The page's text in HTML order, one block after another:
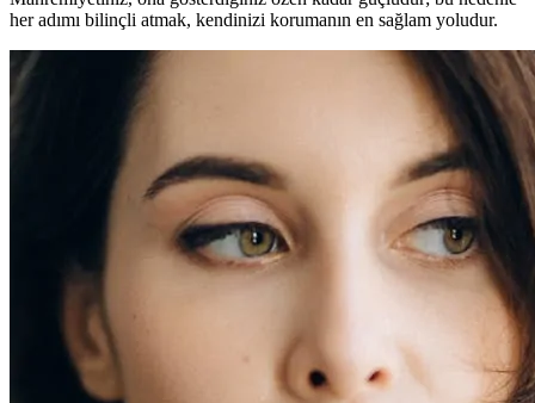
her adımı bilinçli atmak, kendinizi korumanın en sağlam yoludur.